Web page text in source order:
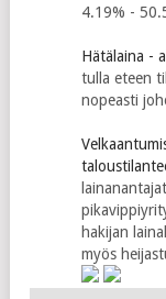
4.19% -
Hätälaina -
tulla eteen
nopeasti
hakijan
myös